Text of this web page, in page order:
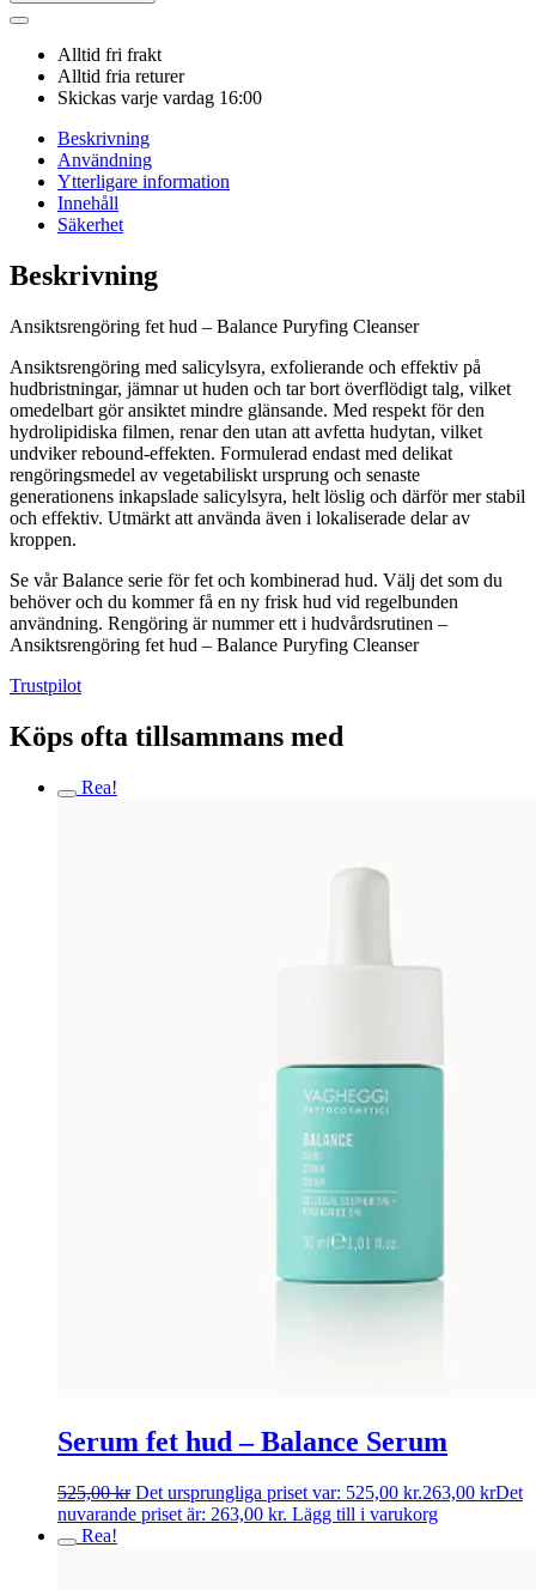
Alltid fri frakt
Alltid fria returer
Skickas varje vardag 16:00
Beskrivning
Användning
Ytterligare information
Innehåll
Säkerhet
Beskrivning
Ansiktsrengöring fet hud – Balance Puryfing Cleanser
Ansiktsrengöring med salicylsyra, exfolierande och effektiv på
hudbristningar, jämnar ut huden och tar bort överflödigt talg, vilket
omedelbart gör ansiktet mindre glänsande. Med respekt för den
hydrolipidiska filmen, renar den utan att avfetta hudytan, vilket
undviker rebound-effekten. Formulerad endast med delikat
rengöringsmedel av vegetabiliskt ursprung och senaste
generationens inkapslade salicylsyra, helt löslig och därför mer stabil
och effektiv. Utmärkt att använda även i lokaliserade delar av
kroppen.
Se vår Balance serie för fet och kombinerad hud. Välj det som du
behöver och du kommer få en ny frisk hud vid regelbunden
användning. Rengöring är nummer ett i hudvårdsrutinen –
Ansiktsrengöring fet hud – Balance Puryfing Cleanser
Trustpilot
Köps ofta tillsammans med
Rea!
Serum fet hud – Balance Serum
525,00kr Det ursprungliga priset var: 525,00 kr.263,00 krDet
nuvarande priset är: 263,00 kr. Lägg till i varukorg
Rea!